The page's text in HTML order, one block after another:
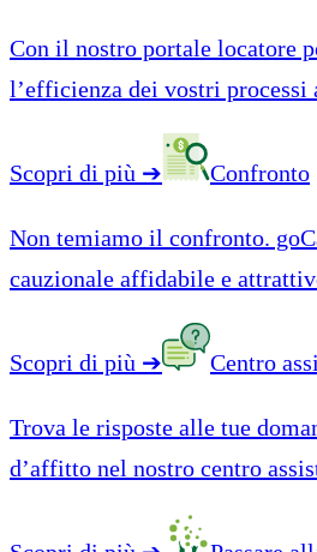
Con il nostro portale locatore
l’efficienza dei vostri
Scopri di più ➔ Confronto
Non temiamo il confronto.
cauzionale affidabile e
Scopri di più ➔ Centro
Trova le risposte alle tue
d’affitto nel nostro centro